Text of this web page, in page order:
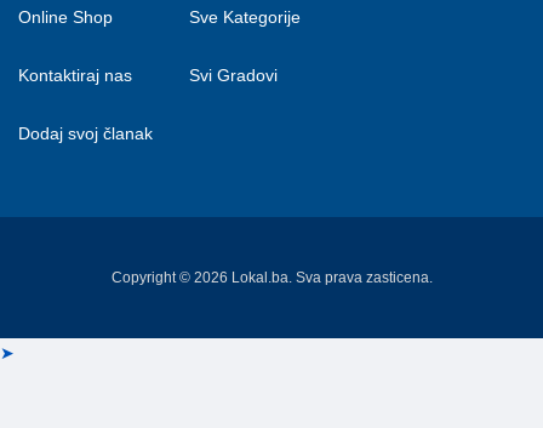
Online Shop
Kontaktiraj nas
Dodaj svoj članak
Sve Kategorije
Svi Gradovi
Copyright © 2026 Lokal.ba. Sva prava zasticena.
➤